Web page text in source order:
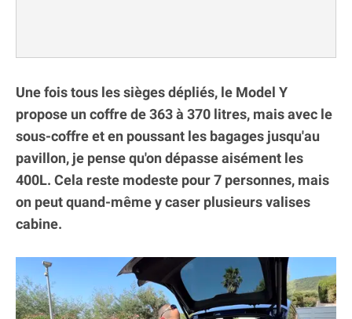
Une fois tous les sièges dépliés, le Model Y
propose un coffre de 363 à 370 litres, mais avec le
sous-coffre et en poussant les bagages jusqu'au
pavillon, je pense qu'on dépasse aisément les
400L. Cela reste modeste pour 7 personnes, mais
on peut quand-même y caser plusieurs valises
cabine.